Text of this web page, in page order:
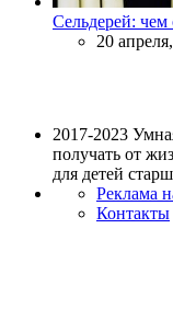
Сельдерей: чем
20
2017-2023
получать от
для детей
Реклама
Контакты